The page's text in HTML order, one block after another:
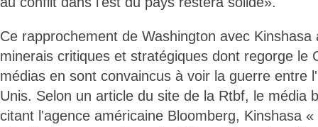
Ce rapprochement de Washington avec Kinshasa
minerais critiques et stratégiques dont regorge le
médias en sont convaincus à voir la guerre entre
Unis. Selon un article du site de la Rtbf, le média
citant l'agence américaine Bloomberg, Kinshasa